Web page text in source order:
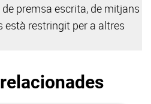
premsa escrita, de mitjans
està restringit per a altres